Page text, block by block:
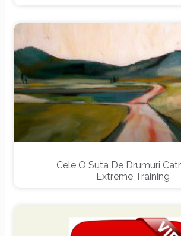
Cele O Suta De Drumuri
Extreme Training